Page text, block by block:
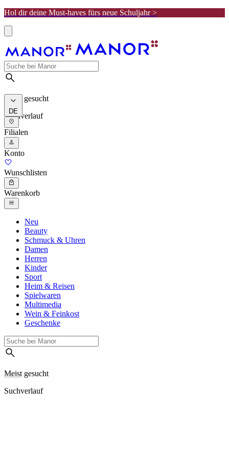
Hol dir deine Must-haves fürs neue Schuljahr >
Meist gesucht
Suchverlauf
DE
Filialen
Konto
Wunschlisten
Warenkorb
Neu
Beauty
Schmuck & Uhren
Damen
Herren
Kinder
Sport
Heim & Reisen
Spielwaren
Multimedia
Wein & Feinkost
Geschenke
Meist gesucht
Suchverlauf